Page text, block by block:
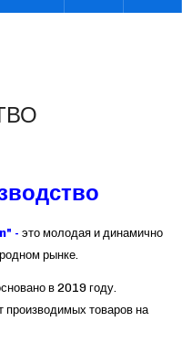
- это молодая и динамично
рынке.
в 2019 году.
производимых товаров на